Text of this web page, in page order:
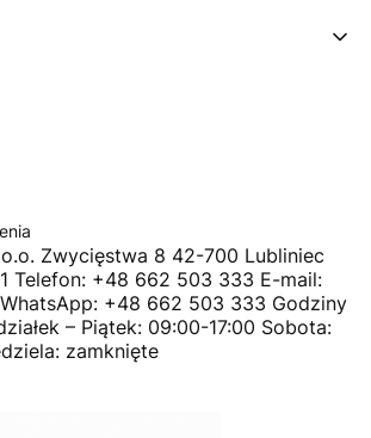
o.o. Zwycięstwa 8 42-700 Lubliniec
Telefon: +48 662 503 333 E-mail:
+48 662 503 333 Godziny
– Piątek: 09:00-17:00 Sobota:
zamknięte